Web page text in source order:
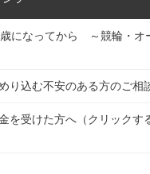
ザ
一覧前橋競輪場 取手競輪
場
になってから ～競輪・オ
り込む不安のある方のご相
を受けた方へ（クリックす